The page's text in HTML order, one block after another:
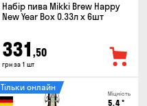
Набір пива Mikki Brew Happy
New Year Box 0.33л x 6шт
331 ,50
грн за 1 шт
Міцність
5.4°
Тільки онлайн